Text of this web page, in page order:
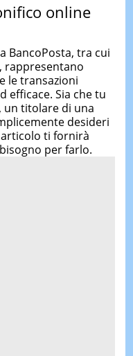
online
BancoPosta, tra cui
rappresentano
le transazioni
efficace. Sia che tu
un titolare di una
desideri
ti fornirà
per farlo.